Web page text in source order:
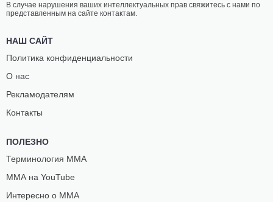
В случае нарушения ваших интеллектуальных прав свяжитесь с нами по
представленным на сайте контактам.
НАШ САЙТ
Политика конфиденциальности
О нас
Рекламодателям
Контакты
ПОЛЕЗНО
Терминология ММА
ММА на YouTube
Интересно о ММА